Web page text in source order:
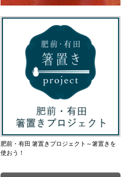
肥前・有田 箸置きプロジェクト～箸置きを
使おう！